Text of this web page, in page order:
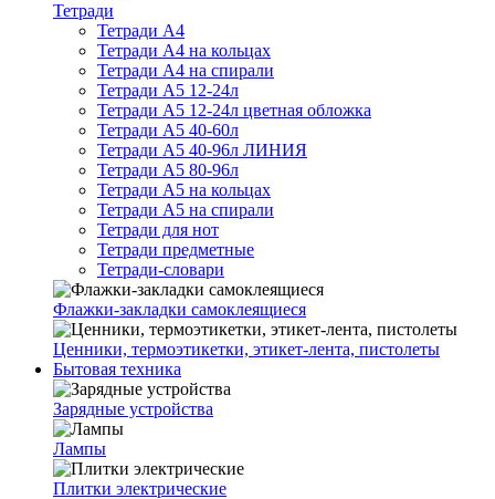
Тетради
Тетради А4
Тетради А4 на кольцах
Тетради А4 на спирали
Тетради А5 12-24л
Тетради А5 12-24л цветная обложка
Тетради А5 40-60л
Тетради А5 40-96л ЛИНИЯ
Тетради А5 80-96л
Тетради А5 на кольцах
Тетради А5 на спирали
Тетради для нот
Тетради предметные
Тетради-словари
Флажки-закладки самоклеящиеся
Ценники, термоэтикетки, этикет-лента, пистолеты
Бытовая техника
Зарядные устройства
Лампы
Плитки электрические